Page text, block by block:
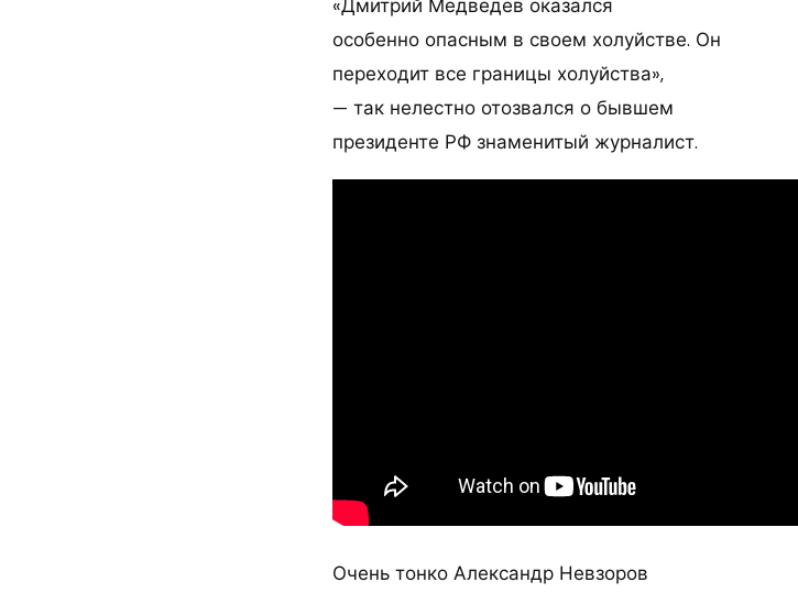
«Дмитрий Медведев оказался
особенно опасным в своем холуйстве. Он
переходит все границы холуйства»,
— так нелестно отозвался о бывшем
президенте РФ знаменитый журналист.
Очень тонко Александр Невзоров